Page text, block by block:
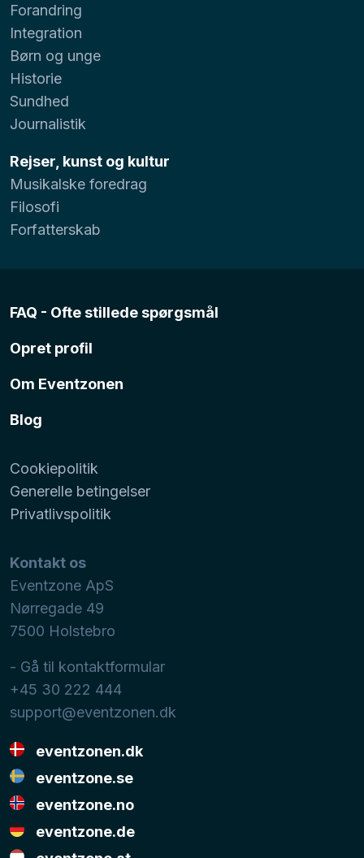
Forandring
Integration
Børn og unge
Historie
Sundhed
Journalistik
Rejser, kunst og kultur
Musikalske foredrag
Filosofi
Forfatterskab
FAQ - Ofte stillede spørgsmål
Opret profil
Om Eventzonen
Blog
Cookiepolitik
Generelle betingelser
Privatlivspolitik
Kontakt os
Eventzone ApS
Nørregade 49
7500 Holstebro
- Gå til kontaktformular
+45 30 222 444
support@eventzonen.dk
eventzonen.dk
eventzone.se
eventzone.no
eventzone.de